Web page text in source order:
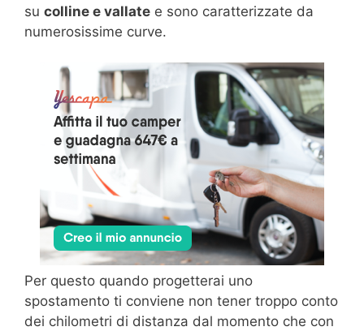
su colline e vallate e sono caratterizzate da
numerosissime curve.
Per questo quando progetterai uno
spostamento ti conviene non tener troppo conto
dei chilometri di distanza dal momento che con